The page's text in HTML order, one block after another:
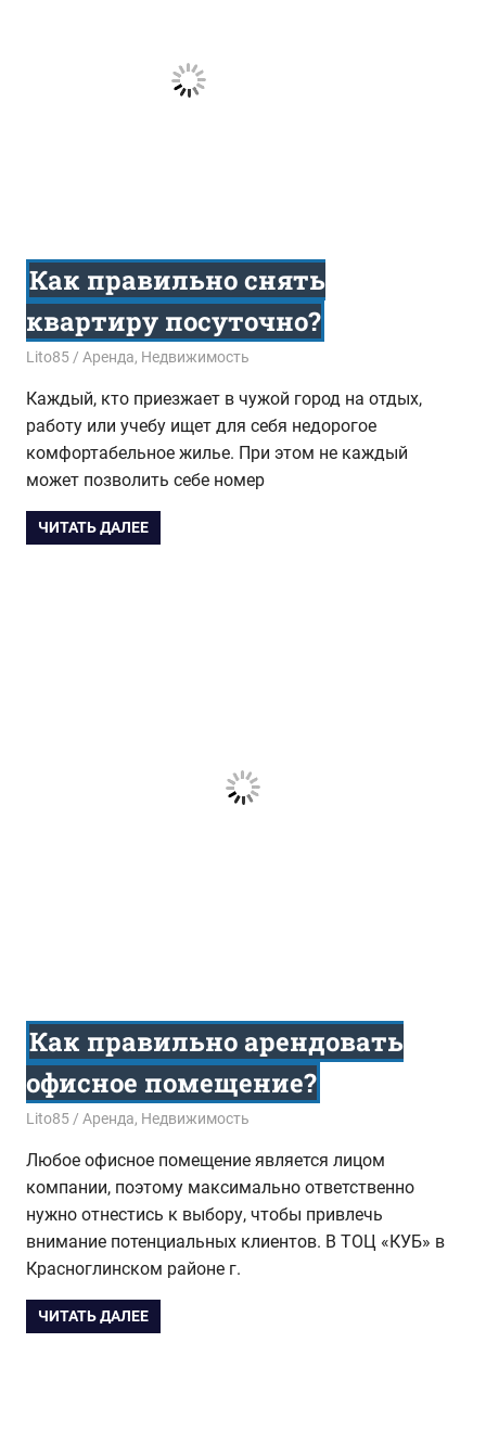
Как правильно снять
квартиру посуточно?
15.08.2017
Lito85 Аренда, Недвижимость
Каждый, кто приезжает в чужой город на отдых,
работу или учебу ищет для себя недорогое
комфортабельное жилье. При этом не каждый
может позволить себе номер
ЧИТАТЬ ДАЛЕЕ
Как правильно арендовать
офисное помещение?
07.06.2017
Lito85 Аренда, Недвижимость
Любое офисное помещение является лицом
компании, поэтому максимально ответственно
нужно отнестись к выбору, чтобы привлечь
внимание потенциальных клиентов. В ТОЦ «КУБ» в
Красноглинском районе г.
ЧИТАТЬ ДАЛЕЕ